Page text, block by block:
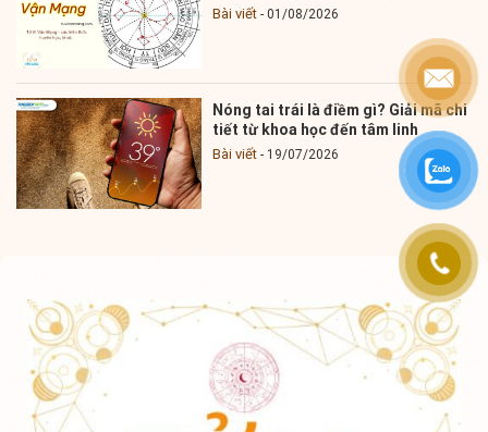
Bài viết 01/08/2026
Nóng tai trái là điềm gì? Giải mã chi
tiết từ khoa học đến tâm linh
Bài viết 19/07/2026